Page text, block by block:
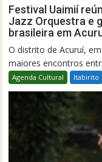
Festival Uaimií
Jazz Orquestra e
brasileira em
O distrito de Acuruí,
maiores encontros
Agenda Cultural Itabirito